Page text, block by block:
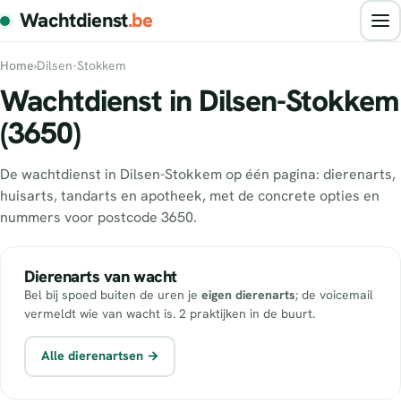
Wachtdienst.be
Home›Dilsen-Stokkem
Wachtdienst in Dilsen-Stokkem
(3650)
De wachtdienst in Dilsen-Stokkem op één pagina: dierenarts,
huisarts, tandarts en apotheek, met de concrete opties en
nummers voor postcode 3650.
Dierenarts van wacht
Bel bij spoed buiten de uren je eigen dierenarts; de voicemail
vermeldt wie van wacht is. 2 praktijken in de buurt.
Alle dierenartsen →